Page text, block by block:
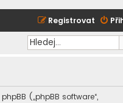
Registrovat
phpBB („phpBB software“,